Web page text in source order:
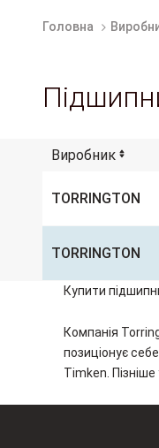
Головна
Виробник
TORRINGTON
TORRINGTON
Купити
Компанія
позиціонує
Timken.